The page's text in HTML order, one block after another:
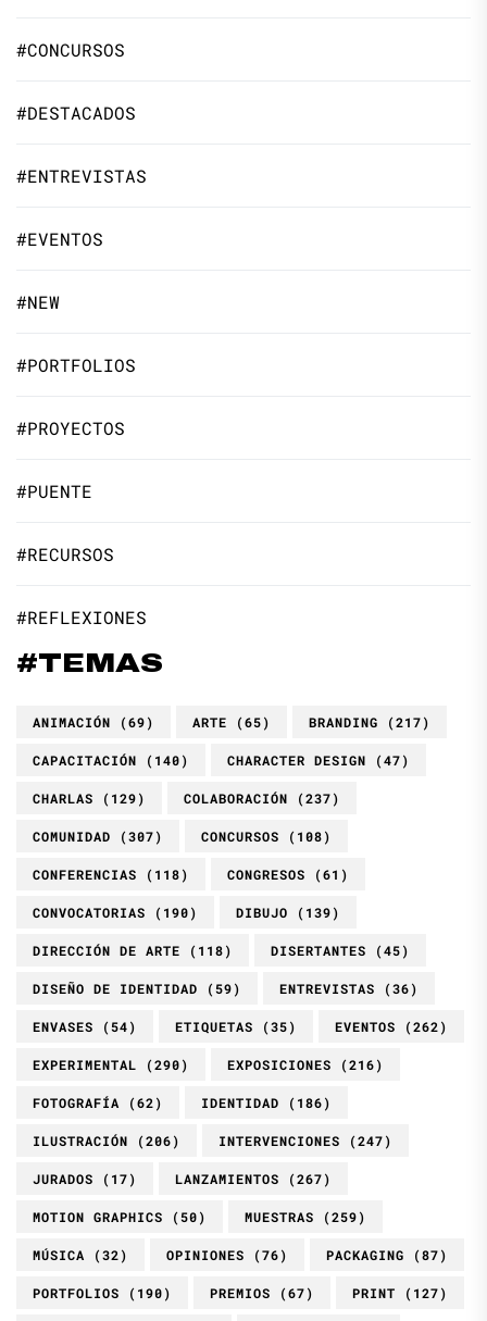
#CONCURSOS
#DESTACADOS
#ENTREVISTAS
#EVENTOS
#NEW
#PORTFOLIOS
#PROYECTOS
#PUENTE
#RECURSOS
#REFLEXIONES
#TEMAS
ANIMACIÓN (69) ARTE (65) BRANDING (217)
CAPACITACIÓN (140) CHARACTER DESIGN (47)
CHARLAS (129) COLABORACIÓN (237)
COMUNIDAD (307) CONCURSOS (108)
CONFERENCIAS (118) CONGRESOS (61)
CONVOCATORIAS (190) DIBUJO (139)
DIRECCIÓN DE ARTE (118) DISERTANTES (45)
DISEÑO DE IDENTIDAD (59) ENTREVISTAS (36)
ENVASES (54) ETIQUETAS (35) EVENTOS (262)
EXPERIMENTAL (290) EXPOSICIONES (216)
FOTOGRAFÍA (62) IDENTIDAD (186)
ILUSTRACIÓN (206) INTERVENCIONES (247)
JURADOS (17) LANZAMIENTOS (267)
MOTION GRAPHICS (50) MUESTRAS (259)
MÚSICA (32) OPINIONES (76) PACKAGING (87)
PORTFOLIOS (190) PREMIOS (67) PRINT (127)